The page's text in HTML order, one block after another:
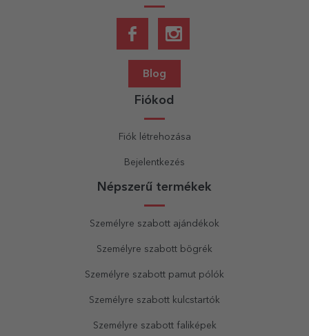
Blog
Fiókod
Fiók létrehozása
Bejelentkezés
Népszerű termékek
Személyre szabott ajándékok
Személyre szabott bögrék
Személyre szabott pamut pólók
Személyre szabott kulcstartók
Személyre szabott faliképek